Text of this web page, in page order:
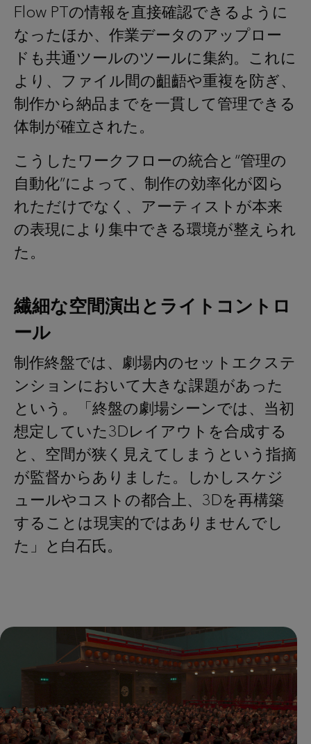
Flow PTの情報を直接確認できるように
なったほか、作業データのアップロー
ドも共通ツールのツールに集約。これに
より、ファイル間の齟齬や重複を防ぎ、
制作から納品までを一貫して管理できる
体制が確立された。
こうしたワークフローの統合と“管理の
自動化”によって、制作の効率化が図ら
れただけでなく、アーティストが本来
の表現により集中できる環境が整えられ
た。
繊細な空間演出とライトコントロ
ール
制作終盤では、劇場内のセットエクステ
ンションにおいて大きな課題があった
という。「終盤の劇場シーンでは、当初
想定していた3Dレイアウトを合成する
と、空間が狭く見えてしまうという指摘
が監督からありました。しかしスケジ
ュールやコストの都合上、3Dを再構築
することは現実的ではありませんでし
た」と白石氏。